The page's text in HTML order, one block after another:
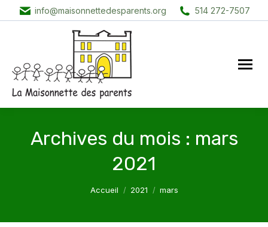
info@maisonnettedesparents.org 514 272-7507
Archives du mois : mars
2021
Vous êtes ici :
Accueil 2021 mars